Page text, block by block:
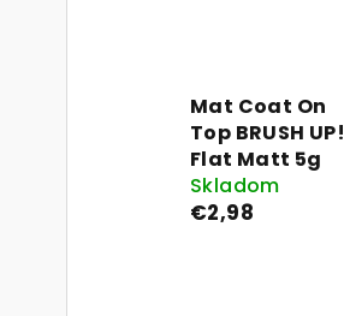
Mat Coat On
Top BRUSH UP!
Flat Matt 5g
Skladom
€2,98